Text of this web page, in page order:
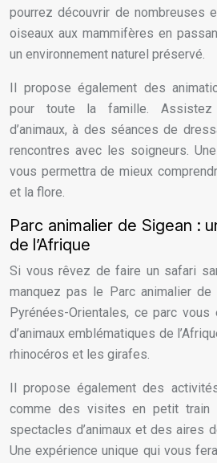
pourrez découvrir de nombreuses
oiseaux aux mammifères en
un environnement naturel préservé.
Il propose également des
pour toute la famille.
d’animaux, à des séances de
rencontres avec les soigneurs.
vous permettra de mieux
et la flore.
Parc animalier de Sigean :
de l’Afrique
Si vous rêvez de faire un safari
manquez pas le Parc animalier
Pyrénées-Orientales, ce parc vous
d’animaux emblématiques de
rhinocéros et les girafes.
Il propose également des
comme des visites en petit train
spectacles d’animaux et des aires
Une expérience unique qui vous